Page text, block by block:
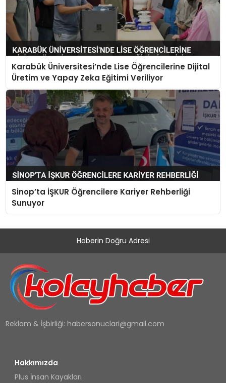
Karabük Üniversitesi’nde Lise Öğrencilerine Dijital
Üretim ve Yapay Zeka Eğitimi Veriliyor
Sinop’ta İŞKUR Öğrencilere Kariyer Rehberliği
Sunuyor
Haberin Doğru Adresi
Reklam & İşbirliği: habersonuclari@gmail.com
Hakkımızda
Plus İnsan Kayakları